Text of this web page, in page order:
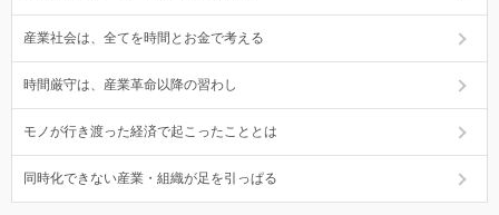
産業社会は、全てを時間とお金で考える
時間厳守は、産業革命以降の習わし
モノが行き渡った経済で起こったこととは
同時化できない産業・組織が足を引っぱる